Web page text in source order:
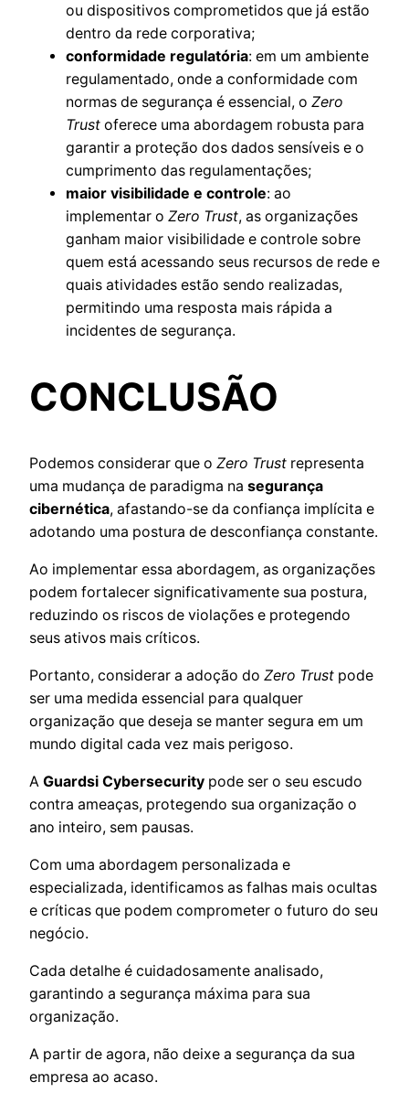
ou dispositivos comprometidos que já estão
dentro da rede corporativa;
conformidade regulatória: em um ambiente
regulamentado, onde a conformidade com
normas de segurança é essencial, o Zero
Trust oferece uma abordagem robusta para
garantir a proteção dos dados sensíveis e o
cumprimento das regulamentações;
maior visibilidade e controle: ao
implementar o Zero Trust, as organizações
ganham maior visibilidade e controle sobre
quem está acessando seus recursos de rede e
quais atividades estão sendo realizadas,
permitindo uma resposta mais rápida a
incidentes de segurança.
CONCLUSÃO
Podemos considerar que o Zero Trust representa
uma mudança de paradigma na segurança
cibernética, afastando-se da confiança implícita e
adotando uma postura de desconfiança constante.
Ao implementar essa abordagem, as organizações
podem fortalecer significativamente sua postura,
reduzindo os riscos de violações e protegendo
seus ativos mais críticos.
Portanto, considerar a adoção do Zero Trust pode
ser uma medida essencial para qualquer
organização que deseja se manter segura em um
mundo digital cada vez mais perigoso.
A Guardsi Cybersecurity pode ser o seu escudo
contra ameaças, protegendo sua organização o
ano inteiro, sem pausas.
Com uma abordagem personalizada e
especializada, identificamos as falhas mais ocultas
e críticas que podem comprometer o futuro do seu
negócio.
Cada detalhe é cuidadosamente analisado,
garantindo a segurança máxima para sua
organização.
A partir de agora, não deixe a segurança da sua
empresa ao acaso.